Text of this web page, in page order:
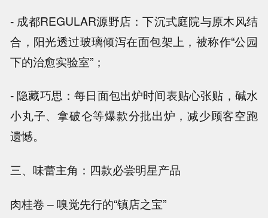
- 成都REGULAR源野店：下沉式庭院与原木风结
合，阳光透过玻璃倾泻在面包架上，被称作“公园
下的治愈实验室”；
- 隐藏巧思：每日面包出炉时间表贴心张贴，碱水
小丸子、拿破仑等爆款分批出炉，减少顾客空跑
遗憾。
三、味蕾主角：四款必尝明星产品
肉桂卷 – 嗅觉先行的“镇店之宝”